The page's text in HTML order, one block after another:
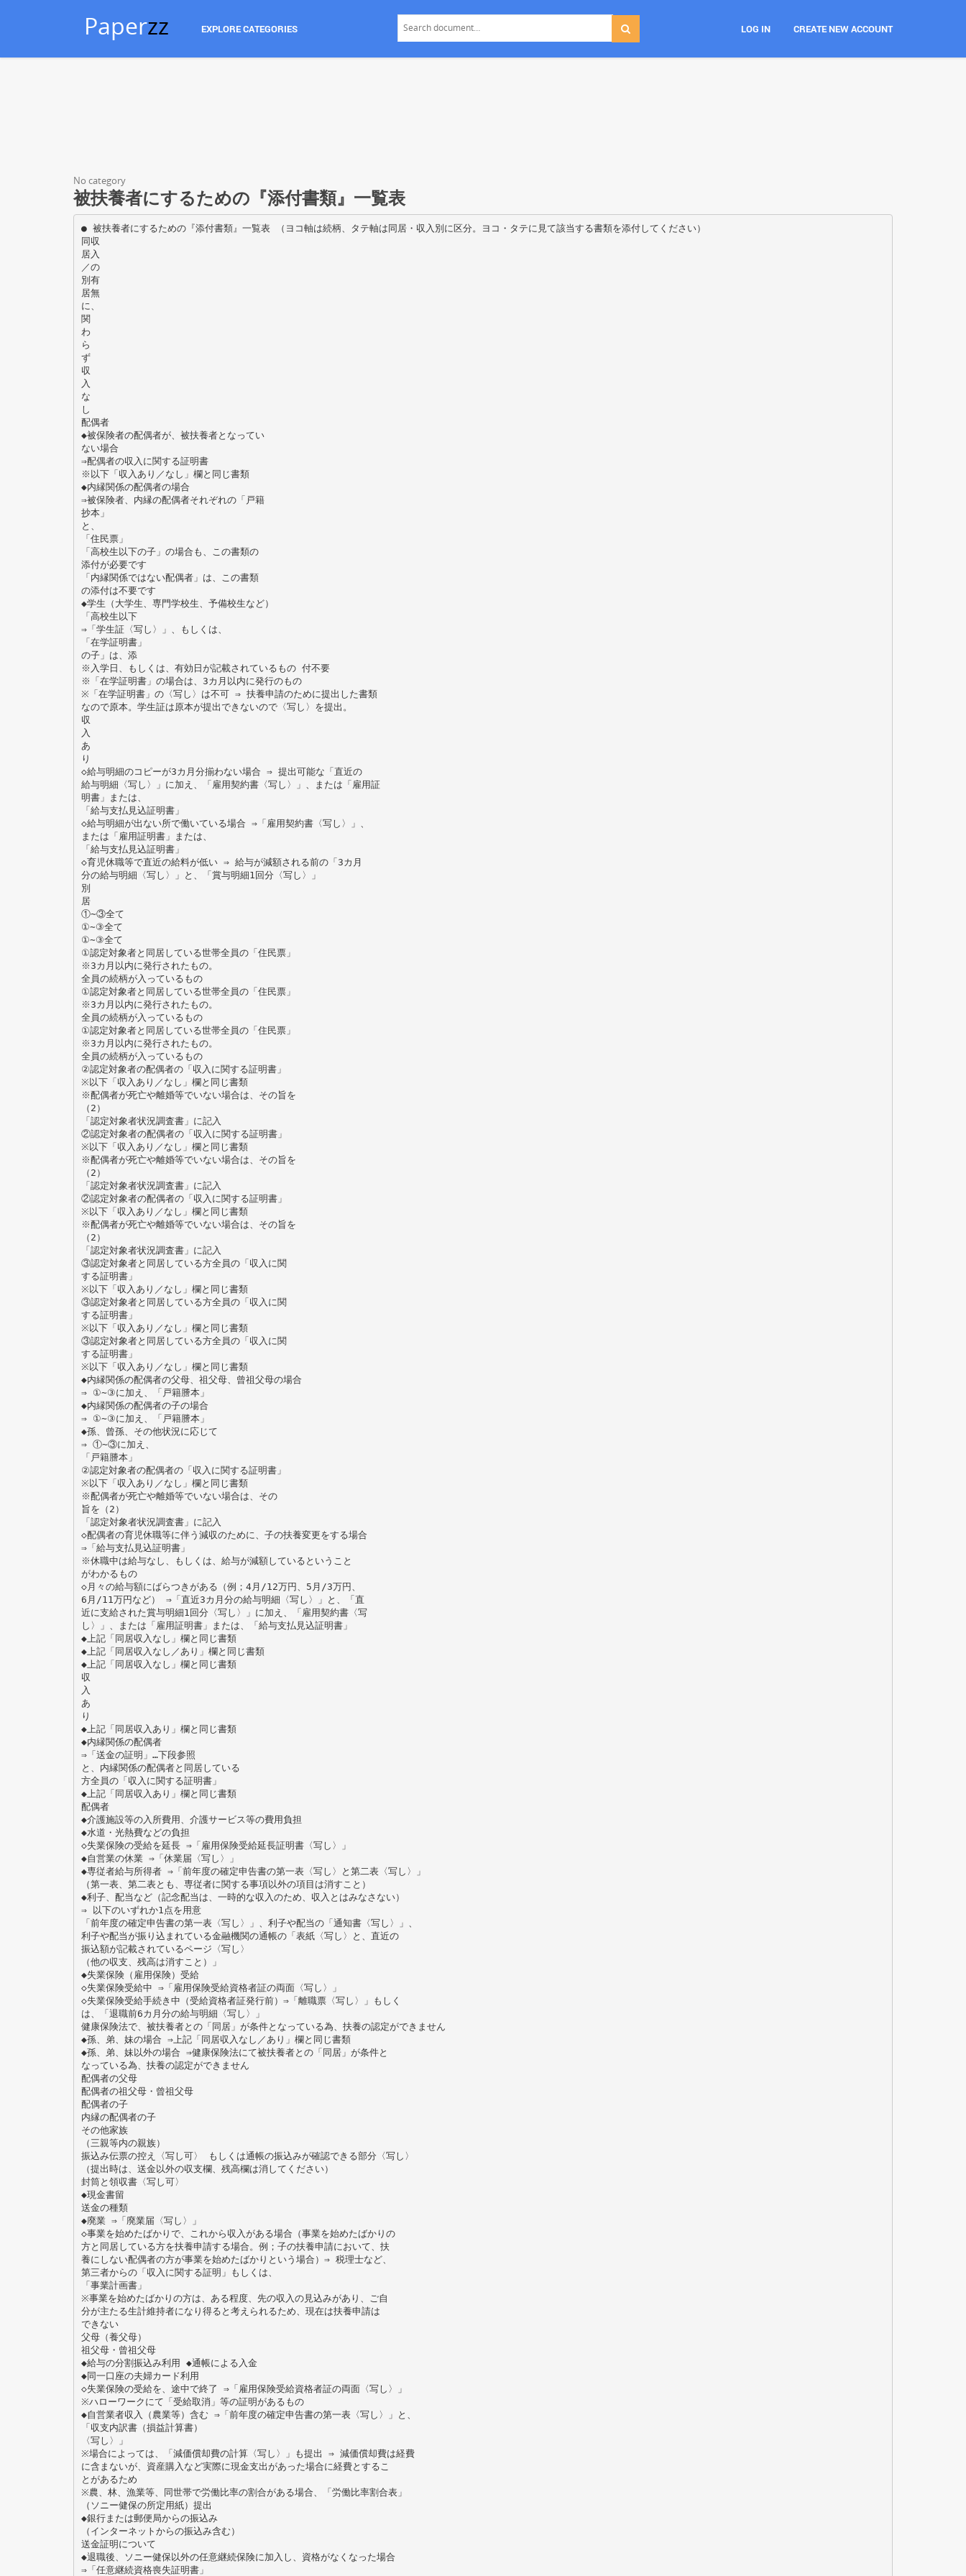
Paperzz EXPLORE CATEGORIES LOG IN CREATE NEW ACCOUNT
No category
被扶養者にするための『添付書類』一覧表
● 被扶養者にするための『添付書類』一覧表 （ヨコ軸は続柄、タテ軸は同居・収入別に区分。ヨコ・タテに見て該当する書類を添付してください）
同収
居入
／の
別有
居無
に、
関
わ
ら
ず
収
入
な
し
配偶者
◆被保険者の配偶者が、被扶養者となってい
ない場合
⇒配偶者の収入に関する証明書
※以下「収入あり／なし」欄と同じ書類
◆内縁関係の配偶者の場合
⇒被保険者、内縁の配偶者それぞれの「戸籍
抄本」
と、
「住民票」
「高校生以下の子」の場合も、この書類の
添付が必要です
「内縁関係ではない配偶者」は、この書類
の添付は不要です
◆学生（大学生、専門学校生、予備校生など）
「高校生以下
⇒「学生証〈写し〉」、もしくは、
「在学証明書」
の子」は、添
※入学日、もしくは、有効日が記載されているもの 付不要
※「在学証明書」の場合は、3カ月以内に発行のもの
※「在学証明書」の〈写し〉は不可 ⇒ 扶養申請のために提出した書類
なので原本。学生証は原本が提出できないので〈写し〉を提出。
収
入
あ
り
◇給与明細のコピーが3カ月分揃わない場合 ⇒ 提出可能な「直近の
給与明細〈写し〉」に加え、「雇用契約書〈写し〉」、または「雇用証
明書」または、
「給与支払見込証明書」
◇給与明細が出ない所で働いている場合 ⇒「雇用契約書〈写し〉」、
または「雇用証明書」または、
「給与支払見込証明書」
◇育児休職等で直近の給料が低い ⇒ 給与が減額される前の「3カ月
分の給与明細〈写し〉」と、「賞与明細1回分〈写し〉」
別
居
①∼③全て
①∼③全て
①∼③全て
①認定対象者と同居している世帯全員の「住民票」
※3カ月以内に発行されたもの。
全員の続柄が入っているもの
①認定対象者と同居している世帯全員の「住民票」
※3カ月以内に発行されたもの。
全員の続柄が入っているもの
①認定対象者と同居している世帯全員の「住民票」
※3カ月以内に発行されたもの。
全員の続柄が入っているもの
②認定対象者の配偶者の「収入に関する証明書」
※以下「収入あり／なし」欄と同じ書類
※配偶者が死亡や離婚等でいない場合は、その旨を
（2）
「認定対象者状況調査書」に記入
②認定対象者の配偶者の「収入に関する証明書」
※以下「収入あり／なし」欄と同じ書類
※配偶者が死亡や離婚等でいない場合は、その旨を
（2）
「認定対象者状況調査書」に記入
②認定対象者の配偶者の「収入に関する証明書」
※以下「収入あり／なし」欄と同じ書類
※配偶者が死亡や離婚等でいない場合は、その旨を
（2）
「認定対象者状況調査書」に記入
③認定対象者と同居している方全員の「収入に関
する証明書」
※以下「収入あり／なし」欄と同じ書類
③認定対象者と同居している方全員の「収入に関
する証明書」
※以下「収入あり／なし」欄と同じ書類
③認定対象者と同居している方全員の「収入に関
する証明書」
※以下「収入あり／なし」欄と同じ書類
◆内縁関係の配偶者の父母、祖父母、曾祖父母の場合
⇒ ①∼③に加え、「戸籍謄本」
◆内縁関係の配偶者の子の場合
⇒ ①∼③に加え、「戸籍謄本」
◆孫、曾孫、その他状況に応じて
⇒ ①∼③に加え、
「戸籍謄本」
②認定対象者の配偶者の「収入に関する証明書」
※以下「収入あり／なし」欄と同じ書類
※配偶者が死亡や離婚等でいない場合は、その
旨を（2）
「認定対象者状況調査書」に記入
◇配偶者の育児休職等に伴う減収のために、子の扶養変更をする場合
⇒「給与支払見込証明書」
※休職中は給与なし、もしくは、給与が減額しているということ
がわかるもの
◇月々の給与額にばらつきがある（例；4月/12万円、5月/3万円、
6月/11万円など） ⇒「直近3カ月分の給与明細〈写し〉」と、「直
近に支給された賞与明細1回分〈写し〉」に加え、「雇用契約書〈写
し〉」、または「雇用証明書」または、「給与支払見込証明書」
◆上記「同居収入なし」欄と同じ書類
◆上記「同居収入なし／あり」欄と同じ書類
◆上記「同居収入なし」欄と同じ書類
収
入
あ
り
◆上記「同居収入あり」欄と同じ書類
◆内縁関係の配偶者
⇒「送金の証明」…下段参照
と、内縁関係の配偶者と同居している
方全員の「収入に関する証明書」
◆上記「同居収入あり」欄と同じ書類
配偶者
◆介護施設等の入所費用、介護サービス等の費用負担
◆水道・光熱費などの負担
◇失業保険の受給を延長 ⇒「雇用保険受給延長証明書〈写し〉」
◆自営業の休業 ⇒「休業届〈写し〉」
◆専従者給与所得者 ⇒「前年度の確定申告書の第一表〈写し〉と第二表〈写し〉」
（第一表、第二表とも、専従者に関する事項以外の項目は消すこと）
◆利子、配当など（記念配当は、一時的な収入のため、収入とはみなさない）
⇒ 以下のいずれか1点を用意
「前年度の確定申告書の第一表〈写し〉」、利子や配当の「通知書〈写し〉」、
利子や配当が振り込まれている金融機関の通帳の「表紙〈写し〉と、直近の
振込額が記載されているページ〈写し〉
（他の収支、残高は消すこと）」
◆失業保険（雇用保険）受給
◇失業保険受給中 ⇒「雇用保険受給資格者証の両面〈写し〉」
◇失業保険受給手続き中（受給資格者証発行前）⇒「離職票〈写し〉」もしく
は、「退職前6カ月分の給与明細〈写し〉」
健康保険法で、被扶養者との「同居」が条件となっている為、扶養の認定ができません
◆孫、弟、妹の場合 ⇒上記「同居収入なし／あり」欄と同じ書類
◆孫、弟、妹以外の場合 ⇒健康保険法にて被扶養者との「同居」が条件と
なっている為、扶養の認定ができません
配偶者の父母
配偶者の祖父母・曾祖父母
配偶者の子
内縁の配偶者の子
その他家族
（三親等内の親族）
振込み伝票の控え〈写し可〉 もしくは通帳の振込みが確認できる部分〈写し〉
（提出時は、送金以外の収支欄、残高欄は消してください）
封筒と領収書〈写し可〉
◆現金書留
送金の種類
◆廃業 ⇒「廃業届〈写し〉」
◇事業を始めたばかりで、これから収入がある場合（事業を始めたばかりの
方と同居している方を扶養申請する場合。例；子の扶養申請において、扶
養にしない配偶者の方が事業を始めたばかりという場合）⇒ 税理士など、
第三者からの「収入に関する証明」もしくは、
「事業計画書」
※事業を始めたばかりの方は、ある程度、先の収入の見込みがあり、ご自
分が主たる生計維持者になり得ると考えられるため、現在は扶養申請は
できない
父母（養父母）
祖父母・曾祖父母
◆給与の分割振込み利用 ◆通帳による入金
◆同一口座の夫婦カード利用
◇失業保険の受給を、途中で終了 ⇒「雇用保険受給資格者証の両面〈写し〉」
※ハローワークにて「受給取消」等の証明があるもの
◆自営業者収入（農業等）含む ⇒「前年度の確定申告書の第一表〈写し〉」と、
「収支内訳書（損益計算書）
〈写し〉」
※場合によっては、「減価償却費の計算〈写し〉」も提出 ⇒ 減価償却費は経費
に含まないが、資産購入など実際に現金支出があった場合に経費とするこ
とがあるため
※農、林、漁業等、同世帯で労働比率の割合がある場合、「労働比率割合表」
（ソニー健保の所定用紙）提出
◆銀行または郵便局からの振込み
（インターネットからの振込み含む）
送金証明について
◆退職後、ソニー健保以外の任意継続保険に加入し、資格がなくなった場合
⇒「任意継続資格喪失証明書」